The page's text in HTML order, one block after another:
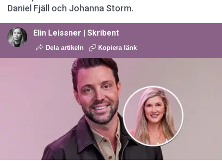
Daniel Fjäll och Johanna Storm.
Elin Leissner | Skribent
Dela artikeln Kopiera länk